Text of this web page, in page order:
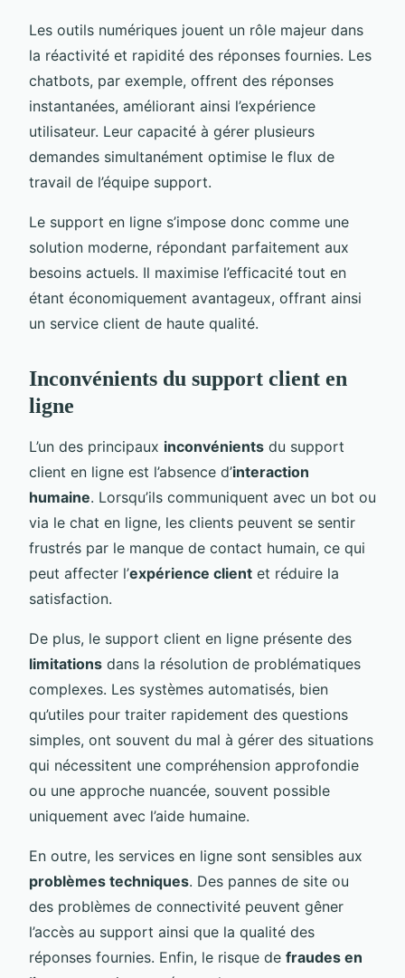
Les outils numériques jouent un rôle majeur dans
la réactivité et rapidité des réponses fournies. Les
chatbots, par exemple, offrent des réponses
instantanées, améliorant ainsi l’expérience
utilisateur. Leur capacité à gérer plusieurs
demandes simultanément optimise le flux de
travail de l’équipe support.
Le support en ligne s’impose donc comme une
solution moderne, répondant parfaitement aux
besoins actuels. Il maximise l’efficacité tout en
étant économiquement avantageux, offrant ainsi
un service client de haute qualité.
Inconvénients du support client en
ligne
L’un des principaux inconvénients du support
client en ligne est l’absence d’interaction
humaine. Lorsqu’ils communiquent avec un bot ou
via le chat en ligne, les clients peuvent se sentir
frustrés par le manque de contact humain, ce qui
peut affecter l’expérience client et réduire la
satisfaction.
De plus, le support client en ligne présente des
limitations dans la résolution de problématiques
complexes. Les systèmes automatisés, bien
qu’utiles pour traiter rapidement des questions
simples, ont souvent du mal à gérer des situations
qui nécessitent une compréhension approfondie
ou une approche nuancée, souvent possible
uniquement avec l’aide humaine.
En outre, les services en ligne sont sensibles aux
problèmes techniques. Des pannes de site ou
des problèmes de connectivité peuvent gêner
l’accès au support ainsi que la qualité des
réponses fournies. Enfin, le risque de fraudes en